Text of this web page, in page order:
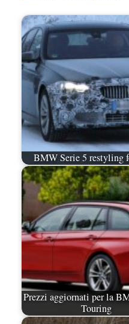
BMW Serie 5 restyling
Prezzi aggiornati per la
Touring